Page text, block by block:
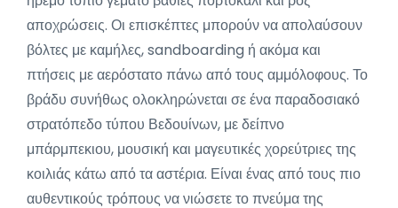
αποχρώσεις. Οι επισκέπτες μπορούν να απολαύσουν
βόλτες με καμήλες, sandboarding ή ακόμα και
πτήσεις με αερόστατο πάνω από τους αμμόλοφους. Το
βράδυ συνήθως ολοκληρώνεται σε ένα παραδοσιακό
στρατόπεδο τύπου Βεδουίνων, με δείπνο
μπάρμπεκιου, μουσική και μαγευτικές χορεύτριες της
κοιλιάς κάτω από τα αστέρια. Είναι ένας από τους πιο
αυθεντικούς τρόπους να νιώσετε το πνεύμα της